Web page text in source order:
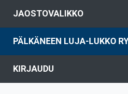
JAOSTOVALIKKO
PÄLKÄNEEN LUJA-LUKKO
KIRJAUDU